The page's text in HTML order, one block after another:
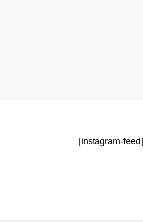
[instagram-feed]